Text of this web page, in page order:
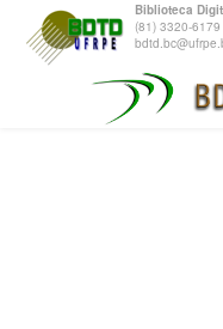
Biblioteca
(81) 3320-6179